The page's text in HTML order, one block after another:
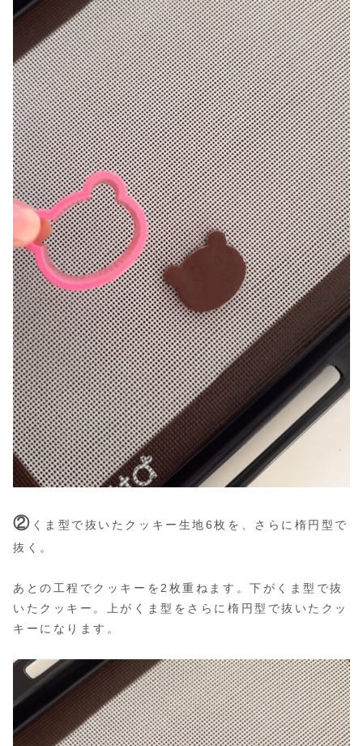
② くま型で抜いたクッキー生地6枚を、さらに楕円型で
抜く。
あとの工程でクッキーを2枚重ねます。下がくま型で抜
いたクッキー。上がくま型をさらに楕円型で抜いたクッ
キーになります。